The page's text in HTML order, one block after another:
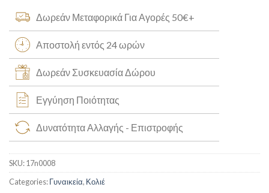
Δωρεάν Μεταφορικά Για Αγορές 50€+
Αποστολή εντός 24 ωρών
Δωρεάν Συσκευασία Δώρου
Εγγύηση Ποιότητας
Δυνατότητα Αλλαγής - Επιστροφής
SKU:17n0008
Categories:Γυναικεία, Κολιέ